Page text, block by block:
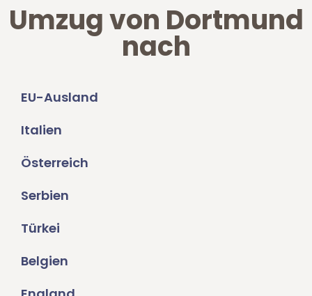
Umzug von Dortmund
nach
EU-Ausland
Italien
Österreich
Serbien
Türkei
Belgien